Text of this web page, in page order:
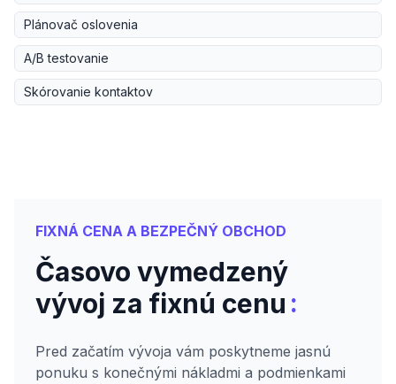
Plánovač oslovenia
A/B testovanie
Skórovanie kontaktov
FIXNÁ CENA A BEZPEČNÝ OBCHOD
Časovo vymedzený
vývoj za fixnú cenu :
Pred začatím vývoja vám poskytneme jasnú
ponuku s konečnými nákladmi a podmienkami